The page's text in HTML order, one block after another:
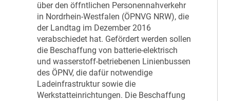
über den öffntlichen Personennahverkehr
in Nordrhein-Westfalen (ÖPNVG NRW), die
der Landtag im Dezember 2016
verabschiedet hat. Gefördert werden sollen
die Beschaffung von batterie-elektrisch
und wasserstoff-betriebenen Linienbussen
des ÖPNV, die dafür notwendige
Ladeinfrastruktur sowie die
Werkstatteinrichtungen. Die Beschaffung